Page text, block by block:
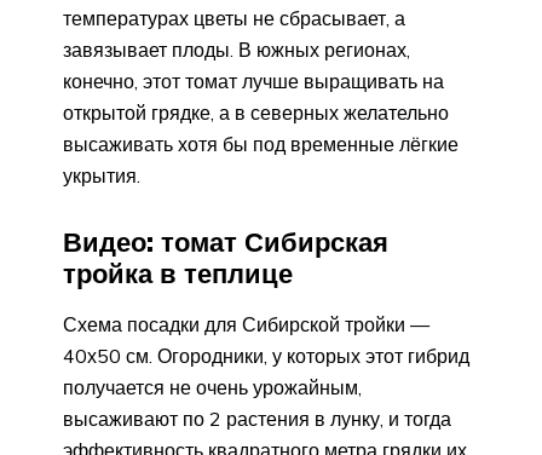
температурах цветы не сбрасывает, а
завязывает плоды. В южных регионах,
конечно, этот томат лучше выращивать на
открытой грядке, а в северных желательно
высаживать хотя бы под временные лёгкие
укрытия.
Видео: томат Сибирская
тройка в теплице
Схема посадки для Сибирской тройки —
40х50 см. Огородники, у которых этот гибрид
получается не очень урожайным,
высаживают по 2 растения в лунку, и тогда